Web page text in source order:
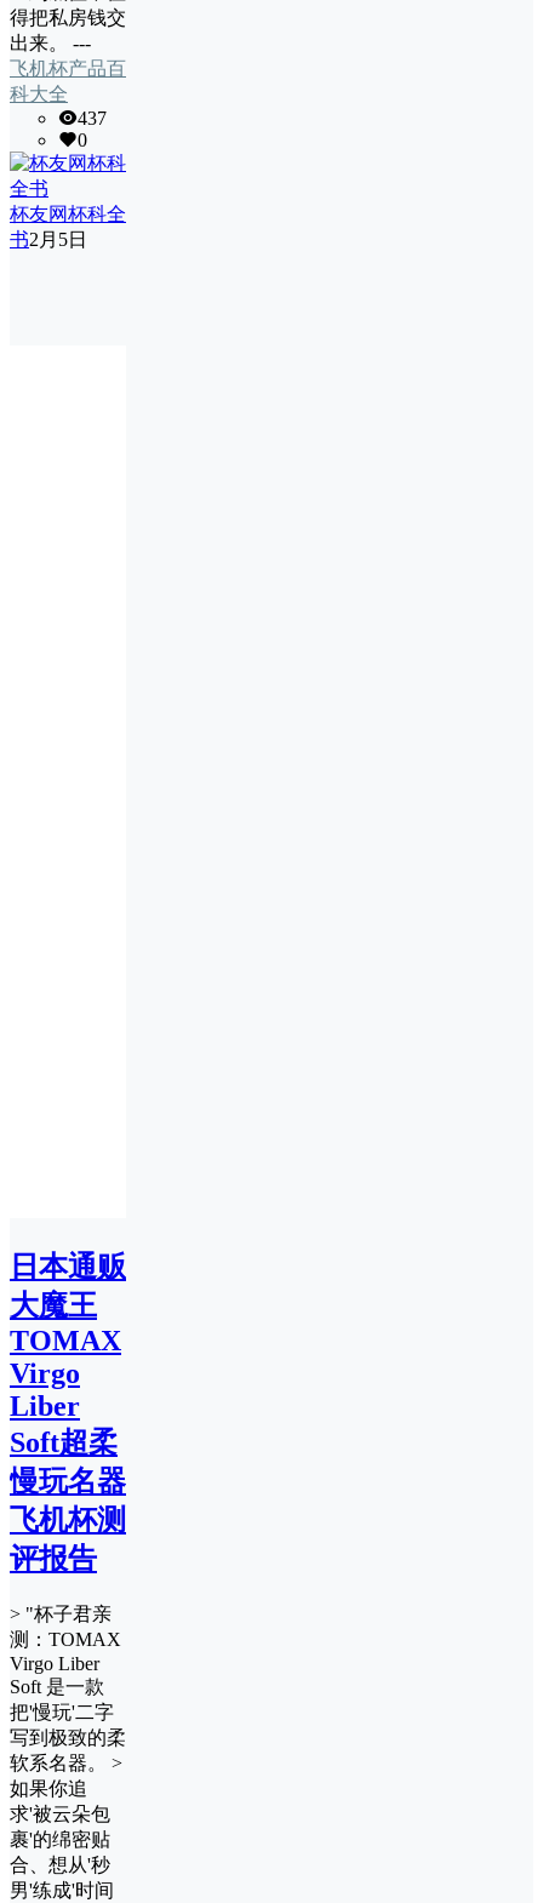
得把私房钱交
出来。 ---
飞机杯产品百
科大全
437
0
杯友网杯科全
书2月5日
日本通贩
大魔王
TOMAX
Virgo
Liber
Soft超柔
慢玩名器
飞机杯测
评报告
> "杯子君亲
测：TOMAX
Virgo Liber
Soft 是一款
把'慢玩'二字
写到极致的柔
软系名器。 >
如果你追
求'被云朵包
裹'的绵密贴
合、想从'秒
男'练成'时间